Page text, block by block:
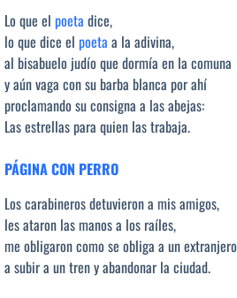
Lo que el poeta dice,
lo que dice el poeta a la adivina,
al bisabuelo judío que dormía en la comuna
y aún vaga con su barba blanca por ahí
proclamando su consigna a las abejas:
Las estrellas para quien las trabaja.
PÁGINA CON PERRO
Los carabineros detuvieron a mis amigos,
les ataron las manos a los raíles,
me obligaron como se obliga a un extranjero
a subir a un tren y abandonar la ciudad.